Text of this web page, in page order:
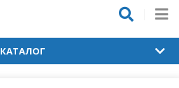
КАТАЛОГ